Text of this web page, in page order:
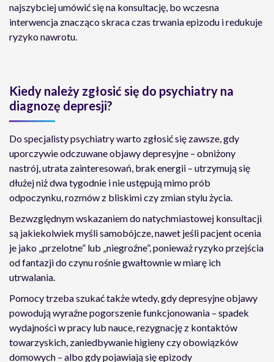
najszybciej umówić się na konsultację, bo wczesna
interwencja znacząco skraca czas trwania epizodu i redukuje
ryzyko nawrotu.
Kiedy należy zgłosić się do psychiatry na
diagnozę depresji?
Do specjalisty psychiatry warto zgłosić się zawsze, gdy
uporczywie odczuwane objawy depresyjne – obniżony
nastrój, utrata zainteresowań, brak energii – utrzymują się
dłużej niż dwa tygodnie i nie ustępują mimo prób
odpoczynku, rozmów z bliskimi czy zmian stylu życia.
Bezwzględnym wskazaniem do natychmiastowej konsultacji
są jakiekolwiek myśli samobójcze, nawet jeśli pacjent ocenia
je jako „przelotne” lub „niegroźne”, ponieważ ryzyko przejścia
od fantazji do czynu rośnie gwałtownie w miarę ich
utrwalania.
Pomocy trzeba szukać także wtedy, gdy depresyjne objawy
powodują wyraźne pogorszenie funkcjonowania – spadek
wydajności w pracy lub nauce, rezygnację z kontaktów
towarzyskich, zaniedbywanie higieny czy obowiązków
domowych – albo gdy pojawiają się epizody